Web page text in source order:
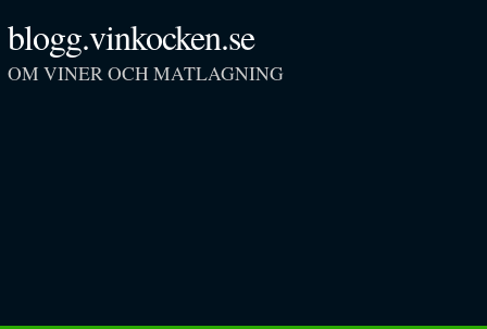
blogg.vinkocken.se
OM VINER OCH MATLAGNING